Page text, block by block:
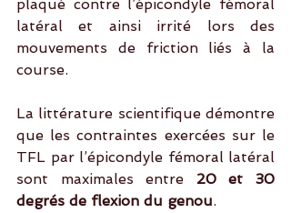
plaqué contre l’épicondyle fémoral
latéral et ainsi irrité lors des
mouvements de friction liés à la
course.
La littérature scientifique démontre
que les contraintes exercées sur le
TFL par l’épicondyle fémoral latéral
sont maximales entre 20 et 30
degrés de flexion du genou.